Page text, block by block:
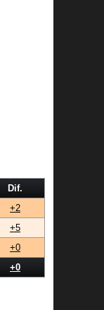
Dif.
+2
+5
+0
+0